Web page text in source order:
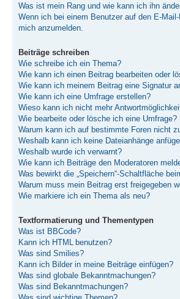
Was ist mein Rang und wie kann ich ihn
Wenn ich bei einem Benutzer auf den E-
mich anzumelden.
Beiträge schreiben
Wie schreibe ich ein Thema?
Wie kann ich einen Beitrag bearbeiten oder
Wie kann ich meinem Beitrag eine Signatur
Wie kann ich eine Umfrage erstellen?
Wieso kann ich nicht mehr
Wie bearbeite oder lösche ich eine Umfrage?
Warum kann ich auf bestimmte Foren nicht
Weshalb kann ich keine Dateianhänge
Weshalb wurde ich verwarnt?
Wie kann ich Beiträge den Moderatoren
Was bewirkt die „Speichern“-Schaltfläche
Warum muss mein Beitrag erst freigegeben
Wie markiere ich ein Thema als neu?
Textformatierung und Thementypen
Was ist BBCode?
Kann ich HTML benutzen?
Was sind Smilies?
Kann ich Bilder in meine Beiträge einfügen?
Was sind globale Bekanntmachungen?
Was sind Bekanntmachungen?
Was sind wichtige Themen?